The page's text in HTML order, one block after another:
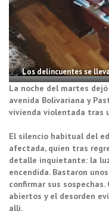
Los delincuentes se
La noche del martes
avenida Bolivariana y
vivienda violentada tras
El silencio habitual del
afectada, quien tras
detalle inquietante: la
encendida. Bastaron
confirmar sus
abiertos y el desorden
allí.